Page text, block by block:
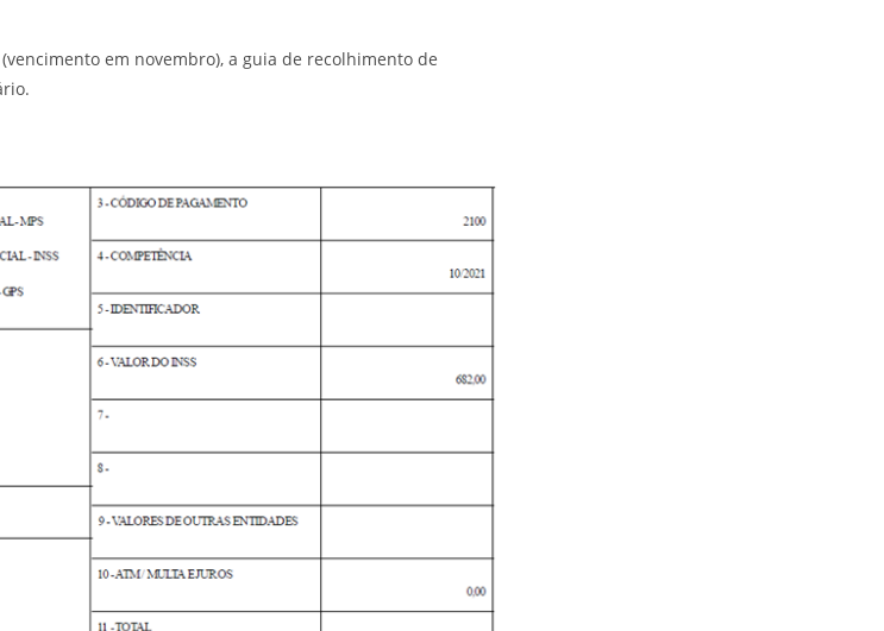
em novembro), a guia de recolhimento de